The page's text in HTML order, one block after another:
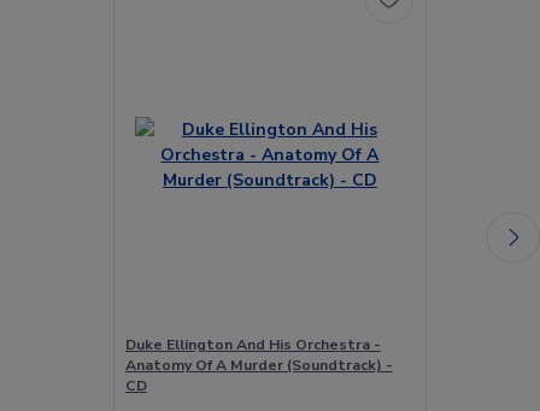
Duke Ellington And His Orchestra -
Anatomy Of A Murder (Soundtrack) -
CD